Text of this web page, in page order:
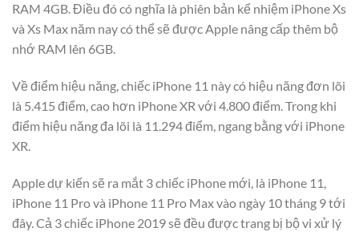
RAM 4GB. Điều đó có nghĩa là phiên bản kế nhiệm iPhone Xs
và Xs Max năm nay có thể sẽ được Apple nâng cấp thêm bộ
nhớ RAM lên 6GB.
Về điểm hiệu năng, chiếc iPhone 11 này có hiệu năng đơn lõi
là 5.415 điểm, cao hơn iPhone XR với 4.800 điểm. Trong khi
điểm hiệu năng đa lõi là 11.294 điểm, ngang bằng với iPhone
XR.
Apple dự kiến sẽ ra mắt 3 chiếc iPhone mới, là iPhone 11,
iPhone 11 Pro và iPhone 11 Pro Max vào ngày 10 tháng 9 tới
đây. Cả 3 chiếc iPhone 2019 sẽ đều được trang bị bộ vi xử lý